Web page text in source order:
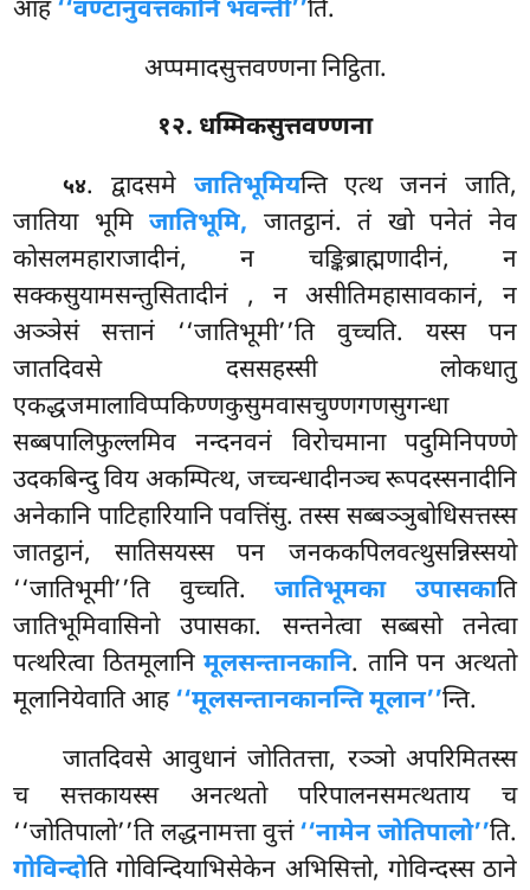
आह‘‘वण्टानुवत्तकानि भवन्ती’’ति.
अप्पमादसुत्तवण्णना निट्ठिता.
१२. धम्मिकसुत्तवण्णना
५४. द्वादसमे जातिभूमियन्ति एत्थ जननं जाति,
जातिया भूमिजातिभूमि, जातट्ठानं. तं खो पनेतं नेव
कोसलमहाराजादीनं, न चङ्किब्राह्मणादीनं, न
सक्कसुयामसन्तुसितादीनं , न असीतिमहासावकानं, न
अञ्ञेसं सत्तानं ‘‘जातिभूमी’’ति वुच्चति. यस्स पन
जातदिवसे दससहस्सी लोकधातु
एकद्धजमालाविप्पकिण्णकुसुमवासचुण्णगणसुगन्धा
सब्बपालिफुल्लमिव नन्दनवनं विरोचमाना पदुमिनिपण्णे
उदकबिन्दु विय अकम्पित्थ, जच्चन्धादीनञ्च रूपदस्सनादीनि
अनेकानि पाटिहारियानि पवत्तिंसु. तस्स सब्बञ्ञुबोधिसत्तस्स
जातट्ठानं, सातिसयस्स पन जनककपिलवत्थुसन्निस्सयो
‘‘जातिभूमी’’ति वुच्चति.जातिभूमका उपासकाति
जातिभूमिवासिनो उपासका. सन्तनेत्वा सब्बसो तनेत्वा
पत्थरित्वा ठितमूलानिमूलसन्तानकानि. तानि पन अत्थतो
मूलानियेवाति आह‘‘मूलसन्तानकानन्ति मूलान’’न्ति.
जातदिवसे आवुधानं जोतितत्ता, रञ्ञो अपरिमितस्स
च सत्तकायस्स अनत्थतो परिपालनसमत्थताय च
‘‘जोतिपालो’’ति लद्धनामत्ता वुत्तं‘‘नामेन जोतिपालो’’ति.
गोविन्दोति गोविन्दियाभिसेकेन अभिसित्तो, गोविन्दस्स ठाने